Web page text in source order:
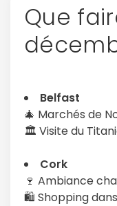
Que
Belfast
🎄 Marchés de
🏛️ Visite du
Cork
🍷 Ambiance
🛍️ Shopping